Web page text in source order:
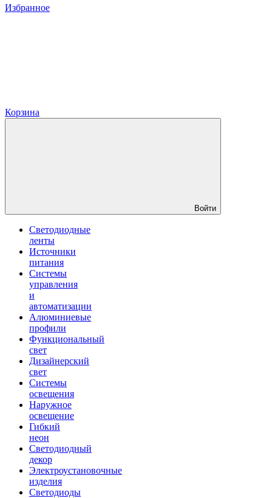
Избранное
Корзина
Войти
Светодиодные
ленты
Источники
питания
Системы
управления
и
автоматизации
Алюминиевые
профили
Функциональный
свет
Дизайнерский
свет
Системы
освещения
Наружное
освещение
Гибкий
неон
Светодиодный
декор
Электроустановочные
изделия
Светодиоды